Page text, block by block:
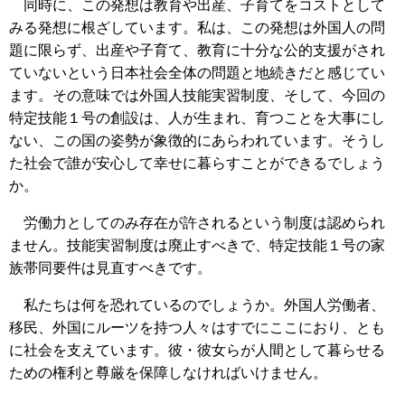
同時に、この発想は教育や出産、子育てをコストとして
みる発想に根ざしています。私は、この発想は外国人の問
題に限らず、出産や子育て、教育に十分な公的支援がされ
ていないという日本社会全体の問題と地続きだと感じてい
ます。その意味では外国人技能実習制度、そして、今回の
特定技能１号の創設は、人が生まれ、育つことを大事にし
ない、この国の姿勢が象徴的にあらわれています。そうし
た社会で誰が安心して幸せに暮らすことができるでしょう
か。
労働力としてのみ存在が許されるという制度は認められ
ません。技能実習制度は廃止すべきで、特定技能１号の家
族帯同要件は見直すべきです。
私たちは何を恐れているのでしょうか。外国人労働者、
移民、外国にルーツを持つ人々はすでにここにおり、とも
に社会を支えています。彼・彼女らが人間として暮らせる
ための権利と尊厳を保障しなければいけません。